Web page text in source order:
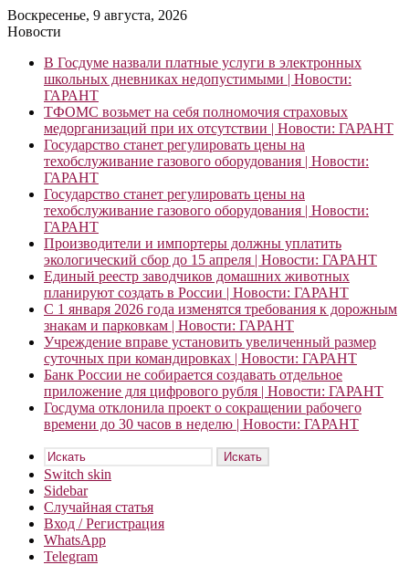
Воскресенье, 9 августа, 2026
Новости
В Госдуме назвали платные услуги в электронных
школьных дневниках недопустимыми | Новости:
ГАРАНТ
ТФОМС возьмет на себя полномочия страховых
медорганизаций при их отсутствии | Новости: ГАРАНТ
Государство станет регулировать цены на
техобслуживание газового оборудования | Новости:
ГАРАНТ
Государство станет регулировать цены на
техобслуживание газового оборудования | Новости:
ГАРАНТ
Производители и импортеры должны уплатить
экологический сбор до 15 апреля | Новости: ГАРАНТ
Единый реестр заводчиков домашних животных
планируют создать в России | Новости: ГАРАНТ
С 1 января 2026 года изменятся требования к дорожным
знакам и парковкам | Новости: ГАРАНТ
Учреждение вправе установить увеличенный размер
суточных при командировках | Новости: ГАРАНТ
Банк России не собирается создавать отдельное
приложение для цифрового рубля | Новости: ГАРАНТ
Госдума отклонила проект о сокращении рабочего
времени до 30 часов в неделю | Новости: ГАРАНТ
Искать
Switch skin
Sidebar
Случайная статья
Вход / Регистрация
WhatsApp
Telegram